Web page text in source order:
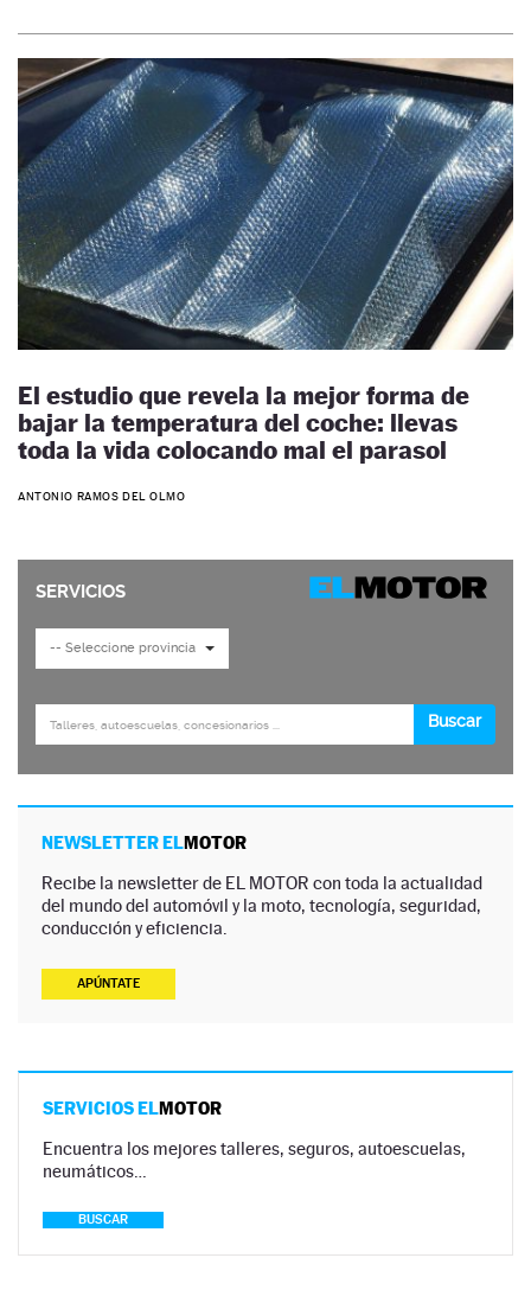
El estudio que revela la mejor forma de
bajar la temperatura del coche: llevas
toda la vida colocando mal el parasol
ANTONIO RAMOS DEL OLMO
NEWSLETTER ELMOTOR
Recibe la newsletter de EL MOTOR con toda la actualidad
del mundo del automóvil y la moto, tecnología, seguridad,
conducción y eficiencia.
APÚNTATE
SERVICIOS ELMOTOR
Encuentra los mejores talleres, seguros, autoescuelas,
neumáticos…
BUSCAR